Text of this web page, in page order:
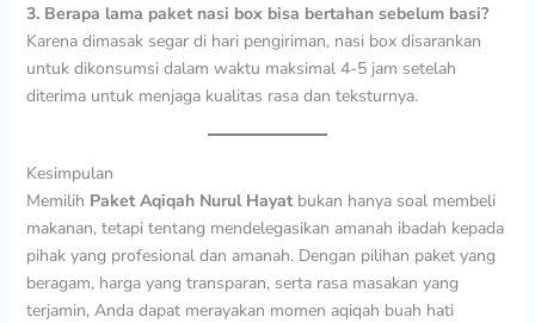
3. Berapa lama paket nasi box bisa bertahan sebelum basi?
Karena dimasak segar di hari pengiriman, nasi box disarankan
untuk dikonsumsi dalam waktu maksimal 4-5 jam setelah
diterima untuk menjaga kualitas rasa dan teksturnya.
Kesimpulan
Memilih Paket Aqiqah Nurul Hayatbukan hanya soal membeli
makanan, tetapi tentang mendelegasikan amanah ibadah kepada
pihak yang profesional dan amanah. Dengan pilihan paket yang
beragam, harga yang transparan, serta rasa masakan yang
terjamin, Anda dapat merayakan momen aqiqah buah hati